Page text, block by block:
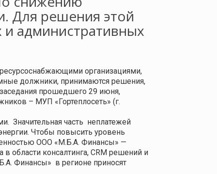
Для решения этой
административных
организациями,
должники, принимаются решения,
прошедшего 29 июня,
– МУП «Гортеплосеть» (г.
Значительная часть неплатежей
Чтобы повысить уровень
ООО «М.Б.А. Финансы» —
области консалтинга, CRM решений и
Финансы» в регионе приносят